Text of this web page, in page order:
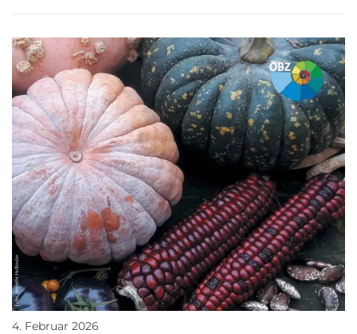
4. Februar 2026